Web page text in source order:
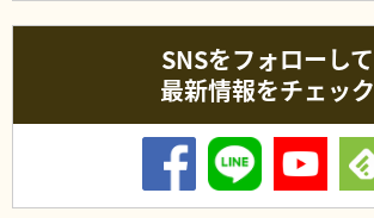
SNSをフォローして
最新情報をチェック